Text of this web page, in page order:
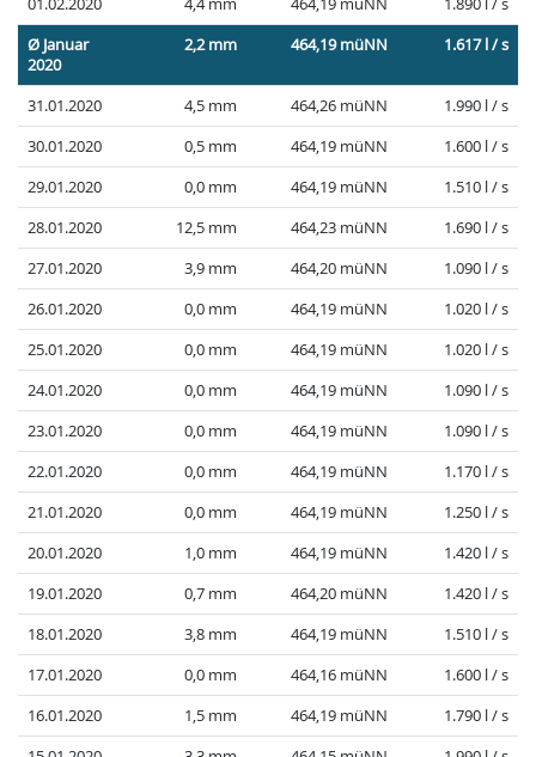
01.02.2020
4,4 mm 464,19 müNN
1.890 l / s
Ø Januar
2020
2,2 mm 464,19 müNN 1.617 l / s
31.01.2020 4,5 mm 464,26 müNN
1.990 l / s
30.01.2020
0,5 mm 464,19 müNN
1.600 l / s
29.01.2020
0,0 mm 464,19 müNN
1.510 l / s
28.01.2020
12,5 mm 464,23 müNN
1.690 l / s
27.01.2020
3,9 mm 464,20 müNN
1.090 l / s
26.01.2020
0,0 mm 464,19 müNN
1.020 l / s
25.01.2020
0,0 mm 464,19 müNN
1.020 l / s
24.01.2020
0,0 mm 464,19 müNN
1.090 l / s
23.01.2020
0,0 mm 464,19 müNN
1.090 l / s
22.01.2020
0,0 mm 464,19 müNN
1.170 l / s
21.01.2020
0,0 mm 464,19 müNN
1.250 l / s
20.01.2020
1,0 mm 464,19 müNN
1.420 l / s
19.01.2020
0,7 mm 464,20 müNN
1.420 l / s
18.01.2020
3,8 mm 464,19 müNN
1.510 l / s
17.01.2020
0,0 mm 464,16 müNN
1.600 l / s
16.01.2020
1,5 mm 464,19 müNN
1.790 l / s